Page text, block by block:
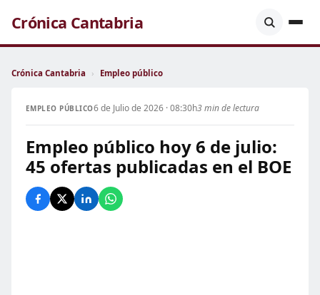
Crónica Cantabria
Crónica Cantabria › Empleo público
EMPLEO PÚBLICO6 de Julio de 2026 · 08:30h3 min de lectura
Empleo público hoy 6 de julio:
45 ofertas publicadas en el BOE